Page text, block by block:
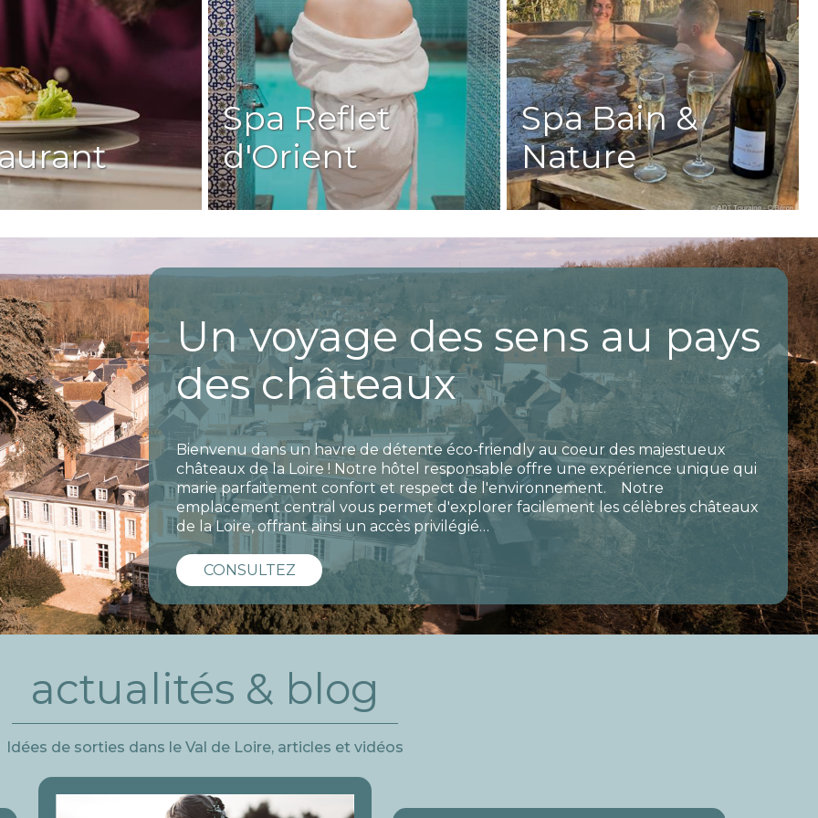
chatouiller vos papilles, accordez une expérience qui allie plaisir et découverte.
vélo sont une invitation à l'exploration active. Procurez-vous les paysages pittoresques, le long fleuve,
authentiques en plein air. Les routes panoramiques vous offrent une perspective unique sur la beauté
Thomeaux :
sont autant d'invitations à l'aventure, à la découverte et à l'émerveillement. Que vous soyez passionné
à vélo, notre emplacement stratégique vous permet de vivre chaque expérience au maximum.
Spa Reflet
d'Orient
Spa Bain &
Nature
Un voyage des sens au pays
des châteaux
Bienvenu dans un havre de détente éco-friendly au coeur des majestueux
châteaux de la Loire ! Notre hôtel responsable offre une expérience unique qui
marie parfaitement confort et respect de l'environnement. Notre
emplacement central vous permet d'explorer facilement les célèbres châteaux
de la Loire, offrant ainsi un accès privilégié…
CONSULTEZ
actualités & blog
Idées de sorties dans le Val de Loire, articles et vidéos